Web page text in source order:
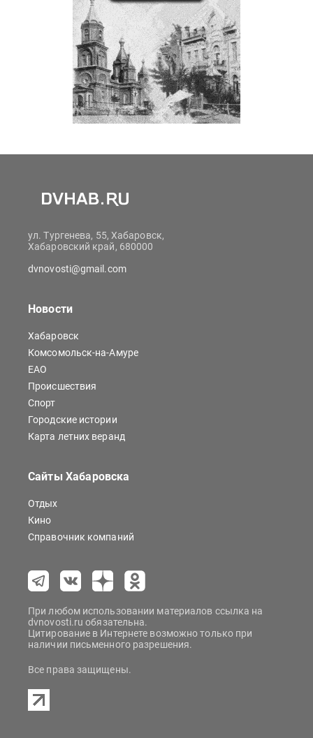
ул. Тургенева, 55, Хабаровск,
Хабаровский край, 680000
dvnovosti@gmail.com
Новости
Хабаровск
Комсомольск-на-Амуре
ЕАО
Происшествия
Спорт
Городские истории
Карта летних веранд
Сайты Хабаровска
Отдых
Кино
Справочник компаний
При любом использовании материалов ссылка на
dvnovosti.ru обязательна.
Цитирование в Интернете возможно только при
наличии письменного разрешения.
Все права защищены.